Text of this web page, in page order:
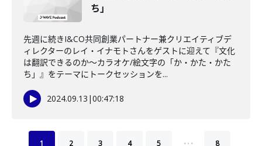
ち」
先週に続きI&CO共同創業パートナー兼クリエイティブデ
ィレクターのレイ・イナモトさんをゲストに迎えて『文化
は翻訳できるのか〜カラオケ/絵文字の「か・かた・かた
ち」』をテーマにトークセッションを...
2024.09.13 |00:47:18
1 2 3 4 5 … 8